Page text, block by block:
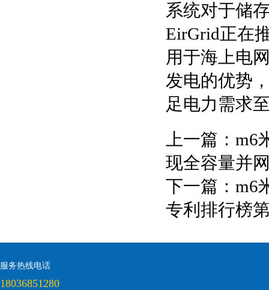
系统对于储
EirGrid正在
用于海上电
发电的优势
足电力需求
上一篇： m6
现全容量并
下一篇： m6
专利排行榜
服务热线电话
18036851280